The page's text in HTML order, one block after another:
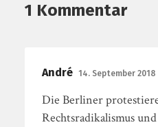
1 Kommentar
André 14. September 2018
Die Berliner
Rechtsradikalismus und